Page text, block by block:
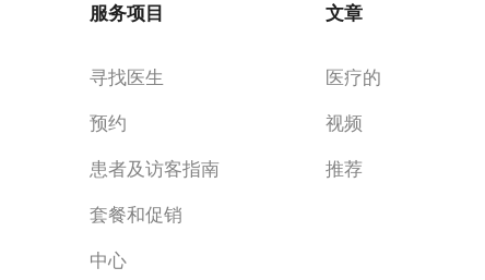
服务项目
寻找医生
预约
患者及访客指南
套餐和促销
中心
文章
医疗的
视频
推荐